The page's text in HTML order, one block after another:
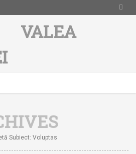
VALEA
Subiect: Voluptas